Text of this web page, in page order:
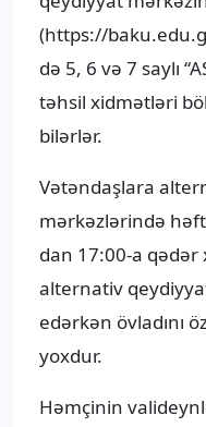
(https://
də 5, 6 və 7 saylı
təhsil xidmətləri
bilərlər.
Vətəndaşlara
mərkəzlərində
dan 17:00-a qədər
alternativ
edərkən övladını
yoxdur.
Həmçinin